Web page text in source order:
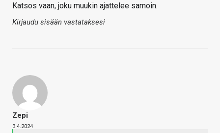
Katsos vaan, joku muukin ajattelee samoin.
Kirjaudu sisään vastataksesi
Zepi
3.4.2024